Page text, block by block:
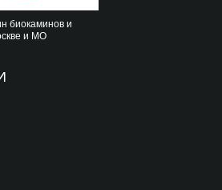
биокаминов и
и МО